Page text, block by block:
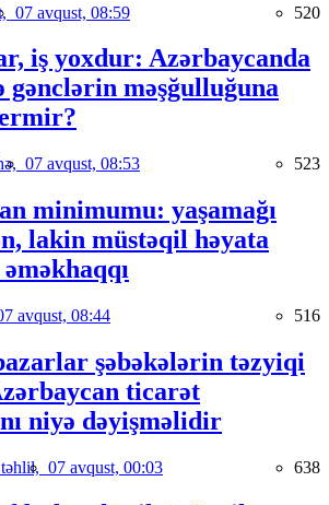
07 avqust, 08:59 520
iş yoxdur: Azərbaycanda
gənclərin məşğulluğuna
07 avqust, 08:53 523
minimumu: yaşamağı
lakin müstəqil həyata
avqust, 08:44 516
şəbəkələrin təzyiqi
ticarət
niyə dəyişməlidir
07 avqust, 00:03 638